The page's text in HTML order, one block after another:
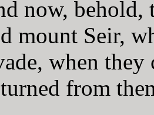
now, behold,
mount Seir,
when
from